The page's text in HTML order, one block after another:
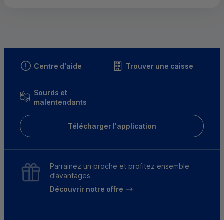
Centre d'aide Trouver une caisse
Sourds et
malentendants
Télécharger l'application
Parrainez un proche et profitez ensemble
d’avantages
Découvrir notre offre